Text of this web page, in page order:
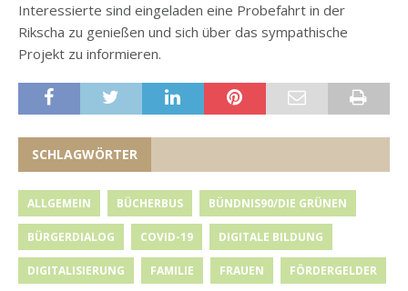
Interessierte sind eingeladen eine Probefahrt in der
Rikscha zu genießen und sich über das sympathische
Projekt zu informieren.
SCHLAGWÖRTER
ALLGEMEIN BÜCHERBUS BÜNDNIS90/DIE GRÜNEN
BÜRGERDIALOG COVID-19 DIGITALE BILDUNG
DIGITALISIERUNG FAMILIE FRAUEN FÖRDERGELDER